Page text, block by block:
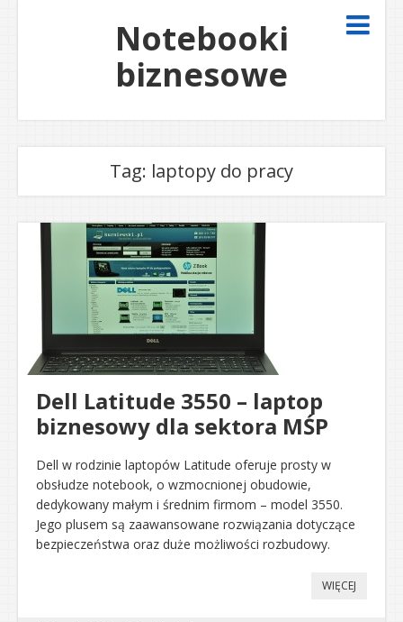
Notebooki
biznesowe
Tag: laptopy do pracy
Dell Latitude 3550 – laptop
biznesowy dla sektora MŚP
Dell w rodzinie laptopów Latitude oferuje prosty w
obsłudze notebook, o wzmocnionej obudowie,
dedykowany małym i średnim firmom – model 3550.
Jego plusem są zaawansowane rozwiązania dotyczące
bezpieczeństwa oraz duże możliwości rozbudowy.
WIĘCEJ